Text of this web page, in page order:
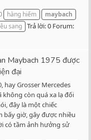
hàng hiếm
maybach
sang Trả lời: 0 Forum:
Maybach 1975 được
đại
hay Grosser Mercedes
không còn quá xa lạ đối
đây là một chiếc
bấy giờ, gây được nhiều
có tầm ảnh hưởng sử